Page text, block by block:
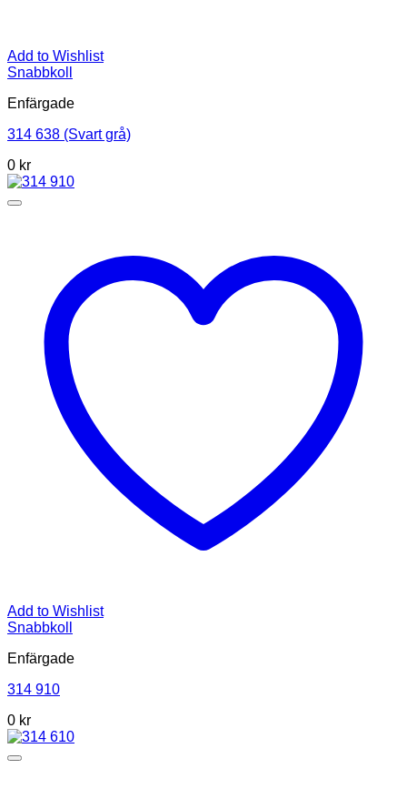
Add to Wishlist
Snabbkoll
Enfärgade
314 638 (Svart grå)
0 kr
Add to Wishlist
Snabbkoll
Enfärgade
314 910
0 kr